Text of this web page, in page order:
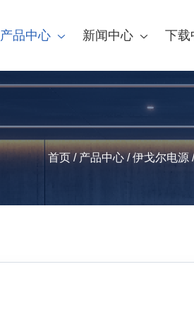
产品中心 新闻中心 下载
首页 / 产品中心 / 伊戈尔电源 /